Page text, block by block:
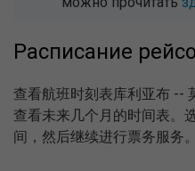
Расписание
查看航班时刻表库利亚布 --
查看未来几个月的时间表。
间，然后继续进行票务服务。